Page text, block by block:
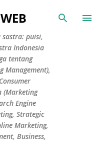
sastra: puisi,
Indonesia
tentang
Management),
(Marketing
Engine
Strategic
Marketing,
Business,